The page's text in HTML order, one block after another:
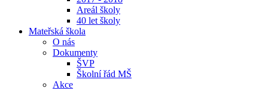
Areál školy
40 let školy
Mateřská škola
O nás
Dokumenty
ŠVP
Školní řád MŠ
Akce